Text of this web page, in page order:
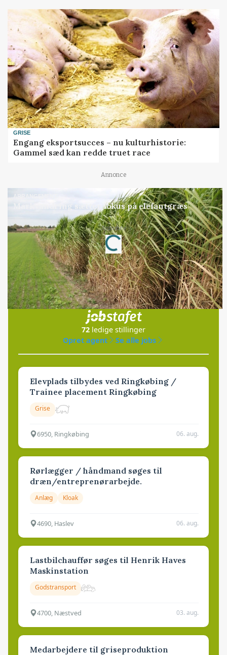
GRISE
Engang eksportsucces – nu kulturhistorie:
Gammel sæd kan redde truet race
Annonce
ARRANGEMENT
Markvandring sætter fokus på elefantgræs
Annonce
Loading...
Jobs
i samarbejde med
72 ledige stillinger
Opret agent
Se alle jobs
Elevplads tilbydes ved Ringkøbing /
Trainee placement Ringkøbing
Grise
6950, Ringkøbing 06. aug.
Rørlægger / håndmand søges til
dræn/entreprenørarbejde.
Anlæg Kloak
4690, Haslev 06. aug.
Lastbilchauffør søges til Henrik Haves
Maskinstation
Godstransport
4700, Næstved 03. aug.
Medarbejdere til griseproduktion